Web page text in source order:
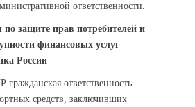
ответственности.
защите прав потребителей и
финансовых услуг
России
ответственность
средств, заключивших